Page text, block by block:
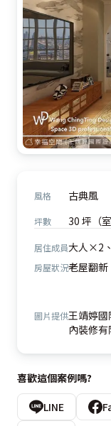
風格 古典風
坪數 30 坪（室
居住成員大人×2
房屋狀況老屋翻新
圖片提供王靖婷國
內裝修
喜歡這個案例嗎?
LINE